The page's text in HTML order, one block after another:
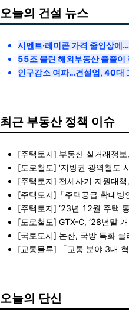
오늘의 건설 뉴스
시멘트·레미콘 가격 줄인상에
55조 물린 해외부동산 줄줄이
인구감소 여파…건설업, 40대
최근 부동산 정책 이슈
[주택토지] 부동산 실거래정
[도로철도] ‘지방권 광역철도
[주택토지] 전세사기 지원대
[주택토지]「주택공급 확대방
[주택토지] ‘23년 12월 주택
[도로철도] GTX-C, ‘28년말
[국토도시] 논산, 국방 특화 클
[교통물류] 「교통 분야 3대
오늘의 단신